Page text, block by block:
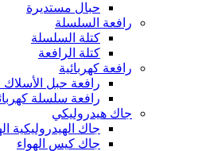
حبال مستديرة
رافعة السلسلة
كتلة السلسلة
كتلة الرافعة
رافعة كهربائية
رافعة حبل الأسلاك
رافعة سلسلة
جاك هيدروليكي
جاك الهيدروليكية
جاك كيس الهواء